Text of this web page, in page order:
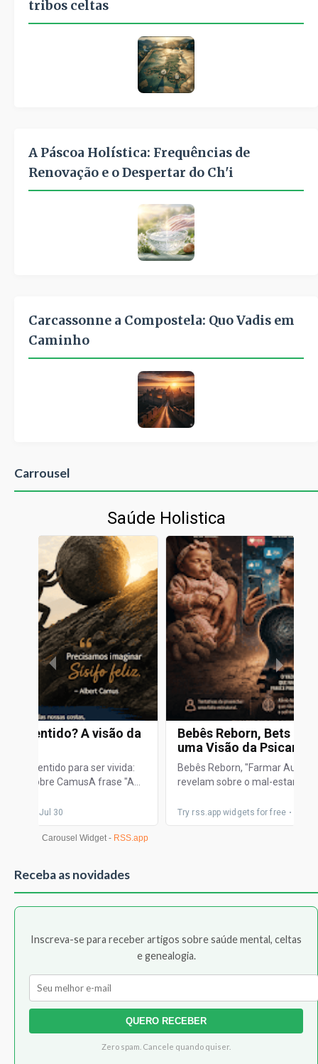
tribos celtas
A Páscoa Holística: Frequências de
Renovação e o Despertar do Ch'i
Carcassonne a Compostela: Quo Vadis em
Caminho
Carrousel
Receba as novidades
Inscreva-se para receber artigos sobre saúde mental, celtas
e genealogia.
QUERO RECEBER
Zero spam. Cancele quando quiser.